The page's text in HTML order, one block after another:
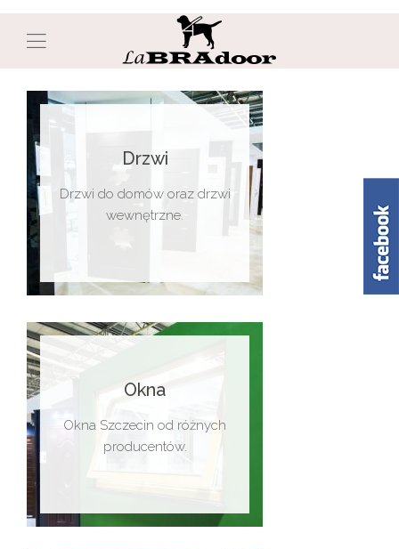
Drzwi
Drzwi do domów oraz drzwi
wewnętrzne.
Okna
Okna Szczecin od różnych
producentów.